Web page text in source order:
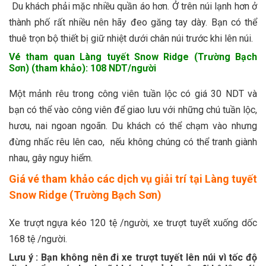
Du khách phải mặc nhiều quần áo hơn. Ở trên núi lạnh hơn ở
thành phố rất nhiều nên hãy đeo găng tay dày. Bạn có thể
thuê trọn bộ thiết bị giữ nhiệt dưới chân núi trước khi lên núi.
Vé tham quan Làng tuyết Snow Ridge (Trường Bạch
Sơn) (tham khảo): 108 NDT/người
Một mảnh rêu trong công viên tuần lộc có giá 30 NDT và
bạn có thể vào công viên để giao lưu với những chú tuần lộc,
hươu, nai ngoan ngoãn. Du khách có thể chạm vào nhưng
đừng nhấc rêu lên cao, nếu không chúng có thể tranh giành
nhau, gây nguy hiểm.
Giá vé tham khảo các dịch vụ giải trí tại Làng tuyết
Snow Ridge (Trường Bạch Sơn)
Xe trượt ngựa kéo 120 tệ /người, xe trượt tuyết xuống dốc
168 tệ /người.
Lưu ý : Bạn không nên đi xe trượt tuyết lên núi vì tốc độ